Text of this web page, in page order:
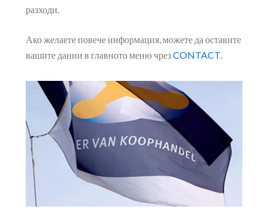
разходи.
Ако желаете повече информация, можете да оставите
вашите данни в главното меню чрезCONTACT.